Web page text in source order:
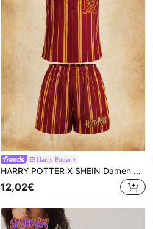
Harry Potter
HARRY POTTER X SHEIN Damen Spaghetti-Träger gestreifter ärmelloser Pyjama-Set, lässig, bequem und atmungsaktiv
12,02€